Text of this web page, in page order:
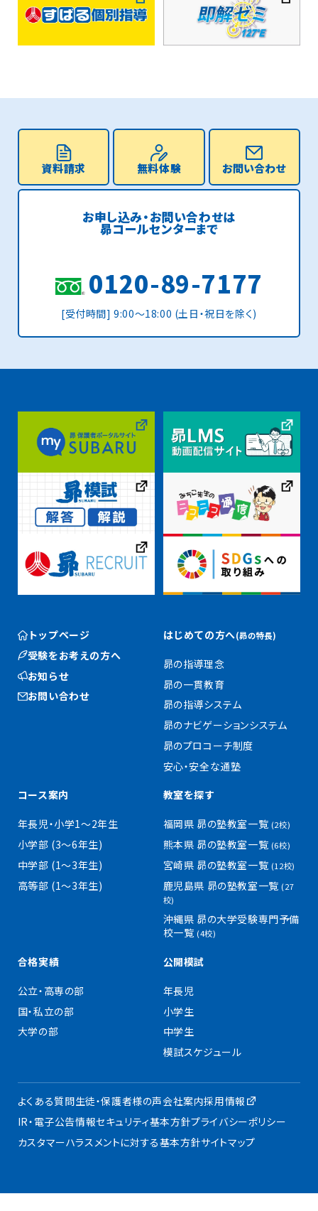
資料請求 無料体験 お問い合わせ
お申し込み・お問い合わせは
昴コールセンターまで
0120-89-7177
[受付時間] 9:00〜18:00 (土日・祝日を除く)
トップページ
受験をお考えの方へ
お知らせ
お問い合わせ
はじめての方へ(昴の特長)
昴の指導理念
昴の一貫教育
昴の指導システム
昴のナビゲーションシステム
昴のプロコーチ制度
安心・安全な通塾
コース案内
年長児・小学1〜2年生
小学部 (3〜6年生)
中学部 (1〜3年生)
高等部 (1〜3年生)
教室を探す
福岡県 昴の塾教室一覧 (2校)
熊本県 昴の塾教室一覧 (6校)
宮崎県 昴の塾教室一覧 (12校)
鹿児島県 昴の塾教室一覧(27
校)
沖縄県 昴の大学受験専門予備
校一覧 (4校)
合格実績
公立・高専の部
国・私立の部
大学の部
公開模試
年長児
小学生
中学生
模試スケジュール
よくある質問生徒・保護者様の声会社案内採用情報
IR・電子公告情報セキュリティ基本方針プライバシーポリシー
カスタマーハラスメントに対する基本方針サイトマップ